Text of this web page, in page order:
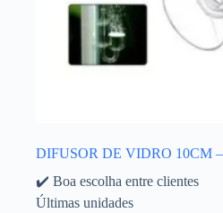
DIFUSOR DE VIDRO 10CM
✔️ Boa escolha entre clientes
Últimas unidades